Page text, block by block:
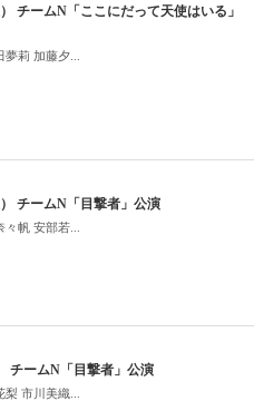
チームN「ここにだって天使はいる」
莉 加藤夕...
チームN「目撃者」公演
帆 安部若...
チームN「目撃者」公演
市川美織...